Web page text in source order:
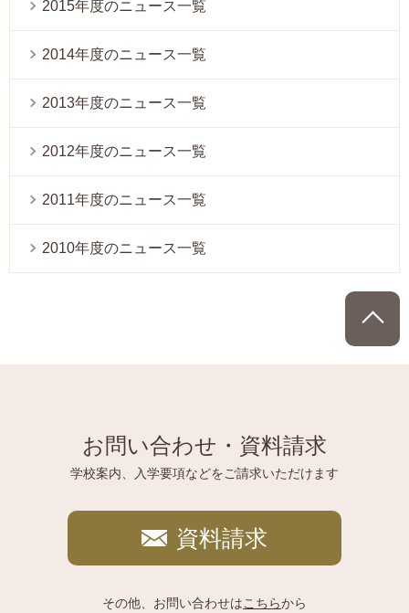
2015年度のニュース一覧
2014年度のニュース一覧
2013年度のニュース一覧
2012年度のニュース一覧
2011年度のニュース一覧
2010年度のニュース一覧
お問い合わせ・資料請求
学校案内、入学要項などをご請求いただけます
資料請求
その他、お問い合わせはこちらから